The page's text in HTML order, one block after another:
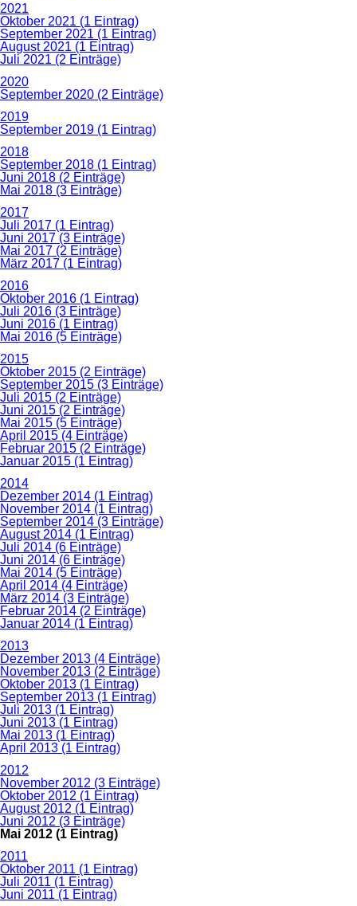
2021
Oktober 2021 (1 Eintrag)
September 2021 (1 Eintrag)
August 2021 (1 Eintrag)
Juli 2021 (2 Einträge)
2020
September 2020 (2 Einträge)
2019
September 2019 (1 Eintrag)
2018
September 2018 (1 Eintrag)
Juni 2018 (2 Einträge)
Mai 2018 (3 Einträge)
2017
Juli 2017 (1 Eintrag)
Juni 2017 (3 Einträge)
Mai 2017 (2 Einträge)
März 2017 (1 Eintrag)
2016
Oktober 2016 (1 Eintrag)
Juli 2016 (3 Einträge)
Juni 2016 (1 Eintrag)
Mai 2016 (5 Einträge)
2015
Oktober 2015 (2 Einträge)
September 2015 (3 Einträge)
Juli 2015 (2 Einträge)
Juni 2015 (2 Einträge)
Mai 2015 (5 Einträge)
April 2015 (4 Einträge)
Februar 2015 (2 Einträge)
Januar 2015 (1 Eintrag)
2014
Dezember 2014 (1 Eintrag)
November 2014 (1 Eintrag)
September 2014 (3 Einträge)
August 2014 (1 Eintrag)
Juli 2014 (6 Einträge)
Juni 2014 (6 Einträge)
Mai 2014 (5 Einträge)
April 2014 (4 Einträge)
März 2014 (3 Einträge)
Februar 2014 (2 Einträge)
Januar 2014 (1 Eintrag)
2013
Dezember 2013 (4 Einträge)
November 2013 (2 Einträge)
Oktober 2013 (1 Eintrag)
September 2013 (1 Eintrag)
Juli 2013 (1 Eintrag)
Juni 2013 (1 Eintrag)
Mai 2013 (1 Eintrag)
April 2013 (1 Eintrag)
2012
November 2012 (3 Einträge)
Oktober 2012 (1 Eintrag)
August 2012 (1 Eintrag)
Juni 2012 (3 Einträge)
Mai 2012 (1 Eintrag)
2011
Oktober 2011 (1 Eintrag)
Juli 2011 (1 Eintrag)
Juni 2011 (1 Eintrag)